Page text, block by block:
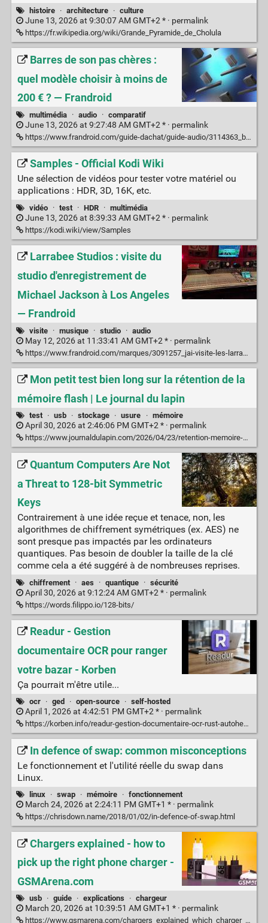
histoire · architecture · culture
June 13, 2026 at 9:30:07 AM GMT+2 * · permalink
https://fr.wikipedia.org/wiki/Grande_Pyramide_de_Cholula
Barres de son pas chères :
quel modèle choisir à moins de
200 € ? — Frandroid
multimédia · audio · comparatif
June 13, 2026 at 9:27:48 AM GMT+2 * · permalink
https://www.frandroid.com/guide-dachat/guide-audio/3114363_barres-de-son-pas-cheres-quel-modele-choisir-a-moins-de-200-e
Samples - Official Kodi Wiki
Une sélection de vidéos pour tester votre matériel ou
applications : HDR, 3D, 16K, etc.
vidéo · test · HDR · multimédia
June 13, 2026 at 8:39:33 AM GMT+2 * · permalink
https://kodi.wiki/view/Samples
Larrabee Studios : visite du
studio d'enregistrement de
Michael Jackson à Los Angeles
— Frandroid
visite · musique · studio · audio
May 12, 2026 at 11:33:41 AM GMT+2 * · permalink
https://www.frandroid.com/marques/3091257_jai-visite-les-larrabee-studios-la-ou-michael-jackson-a-enregistre-dangerous
Mon petit test bien long sur la rétention de la
mémoire flash | Le journal du lapin
test · usb · stockage · usure · mémoire
April 30, 2026 at 2:46:06 PM GMT+2 * · permalink
https://www.journaldulapin.com/2026/04/23/retention-memoire-flash/
Quantum Computers Are Not
a Threat to 128-bit Symmetric
Keys
Contrairement à une idée reçue et tenace, non, les
algorithmes de chiffrement symétriques (ex. AES) ne
sont presque pas impactés par les ordinateurs
quantiques. Pas besoin de doubler la taille de la clé
comme cela a été suggéré à de nombreuses reprises.
chiffrement · aes · quantique · sécurité
April 30, 2026 at 9:12:24 AM GMT+2 * · permalink
https://words.filippo.io/128-bits/
Readur - Gestion
documentaire OCR pour ranger
votre bazar - Korben
Ça pourrait m'être utile...
ocr · ged · open-source · self-hosted
April 1, 2026 at 4:42:51 PM GMT+2 * · permalink
https://korben.info/readur-gestion-documentaire-ocr-rust-autoheberge.html
In defence of swap: common misconceptions
Le fonctionnement et l'utilité réelle du swap dans
Linux.
linux · swap · mémoire · fonctionnement
March 24, 2026 at 2:24:11 PM GMT+1 * · permalink
https://chrisdown.name/2018/01/02/in-defence-of-swap.html
Chargers explained - how to
pick up the right phone charger -
GSMArena.com
usb · guide · explications · chargeur
March 20, 2026 at 10:39:51 AM GMT+1 * · permalink
https://www.gsmarena.com/chargers_explained_which_charger_to_buy-news-70477.php